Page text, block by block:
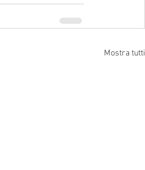
Mostra tutti